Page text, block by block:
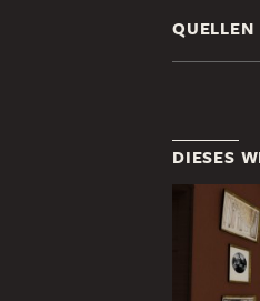
QUELLEN
DIESES